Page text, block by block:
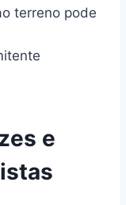
terreno pode
e